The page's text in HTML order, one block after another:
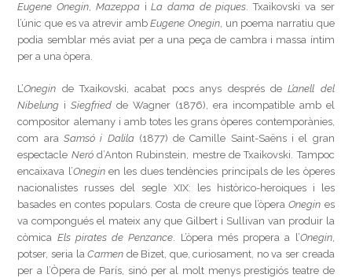
Eugene Onegin, MazeppaiLa dama de piques. Txaikovski va ser
l’únic que es va atrevir ambEugene Onegin, un poema narratiu que
podia semblar més aviat per a una peça de cambra i massa íntim
per a una òpera.
L’Onegin de Txaikovski, acabat pocs anys després deL’anell del
Nibelung iSiegfried de Wagner (1876), era incompatible amb el
compositor alemany i amb totes les grans òperes contemporànies,
com ara Samsó i Dalila(1877) de Camille Saint-Saëns i el gran
espectacle Neród’Anton Rubinstein, mestre de Txaikovski. Tampoc
encaixava l’Oneginen les dues tendències principals de les òperes
nacionalistes russes del segle XIX: les històrico-heroiques i les
basades en contes populars. Costa de creure que l’òperaOnegin es
va compongués el mateix any que Gilbert i Sullivan van produir la
còmica Els pirates de Penzance. L’òpera més propera a l’Onegin,
potser, seria laCarmen de Bizet, que, curiosament, no va ser creada
per a l’Òpera de París, sinó per al molt menys prestigiós teatre de